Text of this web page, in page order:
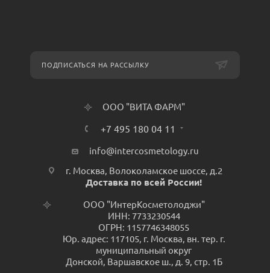
ПОДПИСАТЬСЯ НА РАССЫЛКУ
ООО "ВИТА ФАРМ"
+7 495 180 04 11
info@intercosmetology.ru
г. Москва, Волоколамское шоссе, д.2
Доставка по всей России!
ООО "ИнтерКосметолоджи"
ИНН: 7733230544
ОГРН: 1157746348055
Юр. адрес: 117105, г. Москва, вн. тер. г.
муниципальный округ
Донской, Варшавское ш., д. 9, стр. 1Б